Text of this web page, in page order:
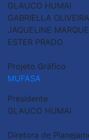
GLAUCO HUMAI
GABRIELLA OLIVEIRA
JAQUELINE
ESTER PRADO
Projeto Gráfico
MUFASA
Presidente
GLAUCO HUMAI
Diretora de